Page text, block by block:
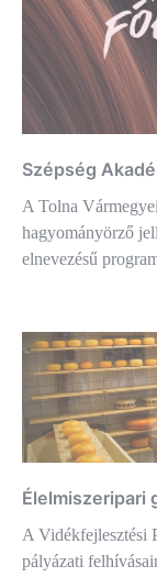
Szépség
A Tolna
hagyományörző
elnevezésű
Élelmiszeripari
A Vidékfejlesztési
pályázati